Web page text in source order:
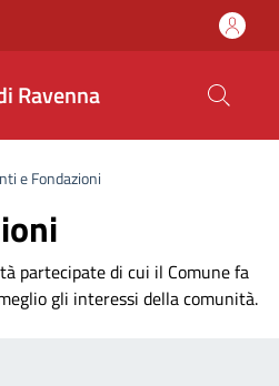
Ravenna
e Fondazioni
partecipate di cui il Comune fa
gli interessi della comunità.